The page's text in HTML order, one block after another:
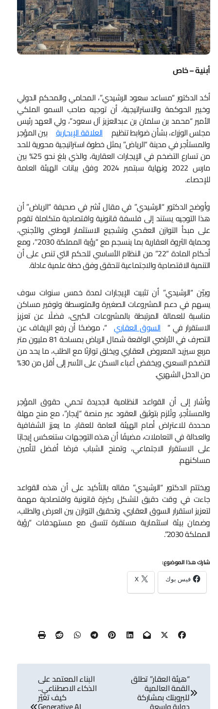
أبنية – خاص
أكد الدكتور “مساعد سعود الرشيدي”، المحامي والمحكم الدولي
وخبير الحوكمة والاستراتيجية، أن توجيه صاحب السمو الملكي
الأمير “محمد بن سلمان بن عبدالعزيز آل سعود”، ولي العهد رئيس
مجلس الوزراء، بشأن ضوابط تنظيم
العلاقة الإيجارية بين المؤجر
والمستأجر في مدينة “الرياض” يمثل خطوة استراتيجية محورية للحد
من تسارع التضخم في الإيجارات العقارية، والذي بلغ نحو 25% بين
مارس 2022 ونهاية سبتمبر 2024 وفق بيانات الهيئة العامة
للإحصاء.
وأوضح الدكتور “الرشيدي” في مقال نُشر في صحيفة “الرياض” أن
هذا التوجيه يستند إلى فلسفة قانونية واقتصادية متكاملة تقوم
على مبدأ التوازن العقدي وتشجيع الاستثمار الوطني والأجنبي،
وحماية الثروة العقارية بما ينسجم مع “رؤية المملكة 2030″، ومع
أحكام المادة “22” من النظام الأساسي للحكم التي تنص على أن
التنمية الاقتصادية والاجتماعية تتحقق وفق خطة علمية عادلة.
وبيّن “الرشيدي” أن تثبيت الإيجارات لمدة خمس سنوات سوف
يسهم في دعم المشروعات الصغيرة والمتوسطة وتوفير مساكن
مناسبة للعمالة المرتبطة بالمشروعات الكبرى، فضلًا عن تعزيز
الاستقرار في “ السوق العقاري “، موضحًا أن رفع الإيقاف عن
التصرف في الأراضي الواقعة شمال الرياض بمساحة 81 مليون متر
مربع سيزيد المعروض العقاري ويخلق توازنًا مع الطلب، ما يحد من
التضخم السعري ويخفض أعباء السكن على الأسر إلى أقل من 30%
من الدخل الشهري.
وأشار إلى أن القواعد النظامية الجديدة تحمي حقوق المؤجر
والمستأجر، وتُلزم بتوثيق العقود عبر منصة “إيجار”، مع منح مهلة
محددة للاعتراض أمام الهيئة العامة للعقار، ما يعزز الشفافية
والعدالة في التعاملات، مضيفًا أن هذه التوجهات ستنعكس إيجابًا
على الاستقرار الاجتماعي، وتمنح الشباب فرصًا أفضل لتأمين
مساكنهم.
ويختتم الدكتور “الرشيدي” مقاله بالتأكيد على أن هذه القواعد
جاءت في وقت دقيق لتشكل ركيزة قانونية واقتصادية مهمة
لتعزيز استقرار السوق العقاري، وتحقيق التوازن بين العرض والطلب،
وضمان بيئة استثمارية مستقرة تتسق مع مستهدفات “رؤية
المملكة 2030”.
شارك هذا الموضوع:
فيس بوك X
تصفّح
المقالات
“هيئة العقار” تطلق
القمة العالمية
للبروبتك بمشاركة
البناء المعتمد على
الذكاء الاصطناعي..
كيف تغيّر